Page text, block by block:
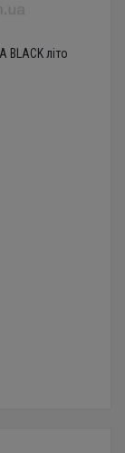
BLACK літо